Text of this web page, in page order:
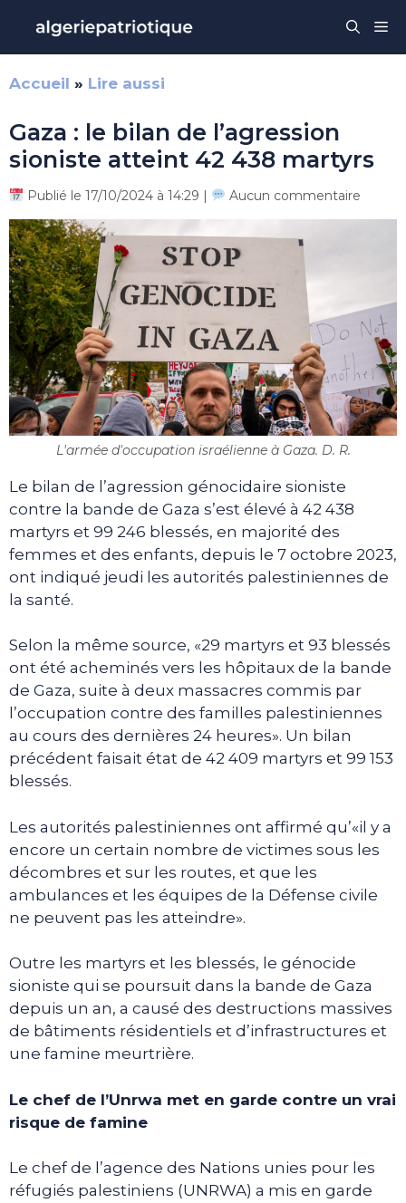
contenu
Accueil » Lire aussi
Gaza : le bilan de l’agression
sioniste atteint 42 438 martyrs
Publié le 17/10/2024 à 14:29 | Aucun commentaire
L'armée d'occupation israélienne à Gaza. D. R.
Le bilan de l’agression génocidaire sioniste
contre la bande de Gaza s’est élevé à 42 438
martyrs et 99 246 blessés, en majorité des
femmes et des enfants, depuis le 7 octobre 2023,
ont indiqué jeudi les autorités palestiniennes de
la santé.
Selon la même source, «29 martyrs et 93 blessés
ont été acheminés vers les hôpitaux de la bande
de Gaza, suite à deux massacres commis par
l’occupation contre des familles palestiniennes
au cours des dernières 24 heures». Un bilan
précédent faisait état de 42 409 martyrs et 99 153
blessés.
Les autorités palestiniennes ont affirmé qu’«il y a
encore un certain nombre de victimes sous les
décombres et sur les routes, et que les
ambulances et les équipes de la Défense civile
ne peuvent pas les atteindre».
Outre les martyrs et les blessés, le génocide
sioniste qui se poursuit dans la bande de Gaza
depuis un an, a causé des destructions massives
de bâtiments résidentiels et d’infrastructures et
une famine meurtrière.
Le chef de l’Unrwa met en garde contre un vrai
risque de famine
Le chef de l’agence des Nations unies pour les
réfugiés palestiniens (UNRWA) a mis en garde